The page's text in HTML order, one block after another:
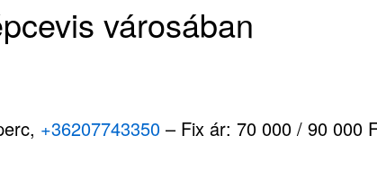
városában
+36207743350 – Fix ár: 70 000 / 90 000